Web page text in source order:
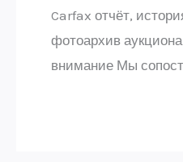
Carfax отчёт,
фотоархив
внимание Мы